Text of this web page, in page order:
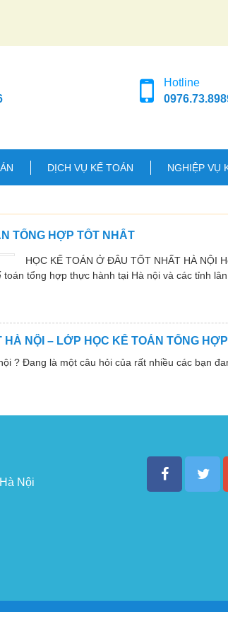
Hotline
DỊCH VỤ KẾ TOÁN NGHIỆP VỤ
TỔNG HỢP TỐT NHẤT
HỌC KẾ TOÁN Ở ĐÂU TỐT NHẤT HÀ NỘI
tổng hợp thực hành tại Hà nội và các tỉnh
NỘI – LỚP HỌC KẾ TOÁN TỔNG
? Đang là một câu hỏi của rất nhiều các bạn
Nội